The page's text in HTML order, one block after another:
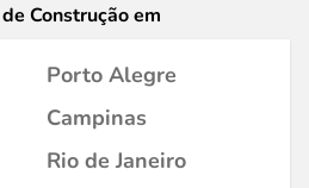
Construção em
Porto Alegre
Campinas
Rio de Janeiro